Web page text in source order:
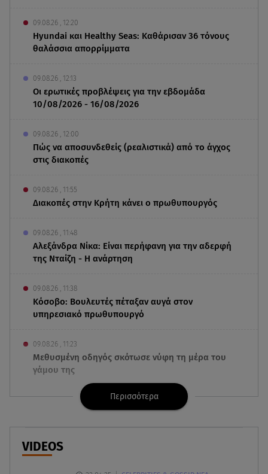
09.08.26 , 12:20
Hyundai και Healthy Seas: Καθάρισαν 36 τόνους
θαλάσσια απορρίμματα
09.08.26 , 12:13
Οι ερωτικές προβλέψεις για την εβδομάδα
10/08/2026 - 16/08/2026
09.08.26 , 12:00
Πώς να αποσυνδεθείς (ρεαλιστικά) από το άγχος
στις διακοπές
09.08.26 , 11:55
Διακοπές στην Κρήτη κάνει ο πρωθυπουργός
09.08.26 , 11:48
Αλεξάνδρα Νίκα: Είναι περήφανη για την αδερφή
της Νταίζη - Η ανάρτηση
09.08.26 , 11:38
Κόσοβο: Βουλευτές πέταξαν αυγά στον
υπηρεσιακό πρωθυπουργό
09.08.26 , 11:23
Μεθυσμένη οδηγός σκότωσε νύφη τη μέρα του
γάμου της
Αλέξανδρος Τσουβέλας για Εύα Καρύδη: «Θα το
έκανα 500 φορές»
09.08.26 , 10:46
Μπαμπάς για δεύτερη φορά ο Γιάννης
Περισσότερα
VIDEOS